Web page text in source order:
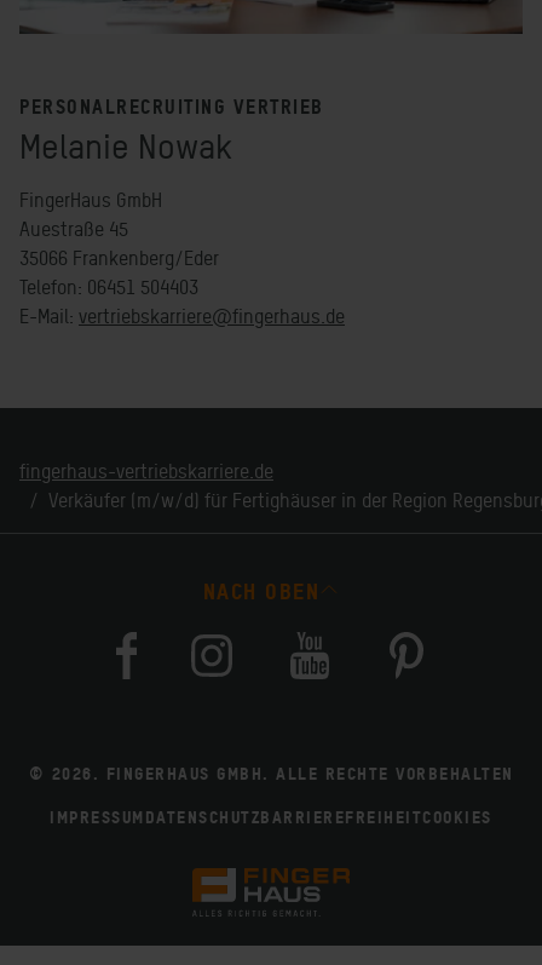
PERSONALRECRUITING VERTRIEB
Melanie Nowak
FingerHaus GmbH
Auestraße 45
35066 Frankenberg/Eder
Telefon: 06451 504403
E-Mail: vertriebskarriere@fingerhaus.de
fingerhaus-vertriebskarriere.de
Verkäufer (m/w/d) für Fertighäuser in der Region
NACH OBEN
© 2026. FINGERHAUS GMBH. ALLE RECHTE VORBEHALTEN
IMPRESSUM DATENSCHUTZBARRIEREFREIHEITCOOKIES